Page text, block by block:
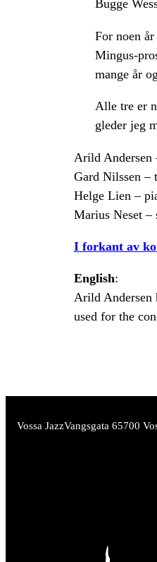
Bugge
For noen
Mingus-
mange år
Alle tre er
gleder jeg
Arild Andersen
Gard Nilssen –
Helge Lien –
Marius Neset –
I forkant av
English:
Arild Andersen
used for the
Vossa JazzVangsgata 65700